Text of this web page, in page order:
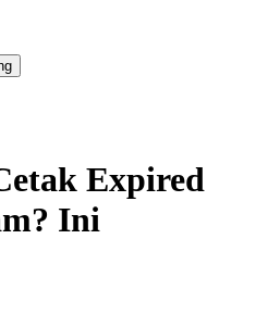
Expired
Ini